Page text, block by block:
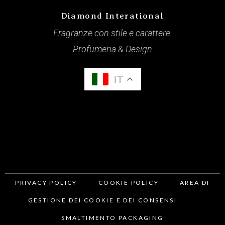
Diamond Interational
Fragranze con stile e carattere.
Profumeria & Design
IT
PRIVACY POLICY COOKIE POLICY AREA DI
GESTIONE DEI COOKIE E DEI CONSENSI
SMALTIMENTO PACKAGING